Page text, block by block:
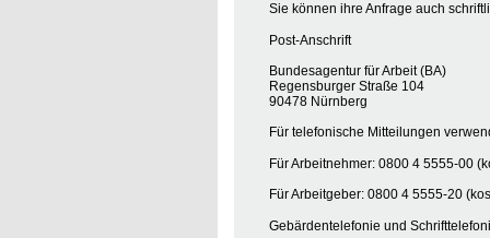
Sie können ihre Anfrage auch
Post-Anschrift
Bundesagentur für Arbeit (BA)
Regensburger Straße 104
90478 Nürnberg
Für telefonische Mitteilungen
Für Arbeitnehmer: 0800 4 5555-00
Für Arbeitgeber: 0800 4 5555-20
Gebärdentelefonie und